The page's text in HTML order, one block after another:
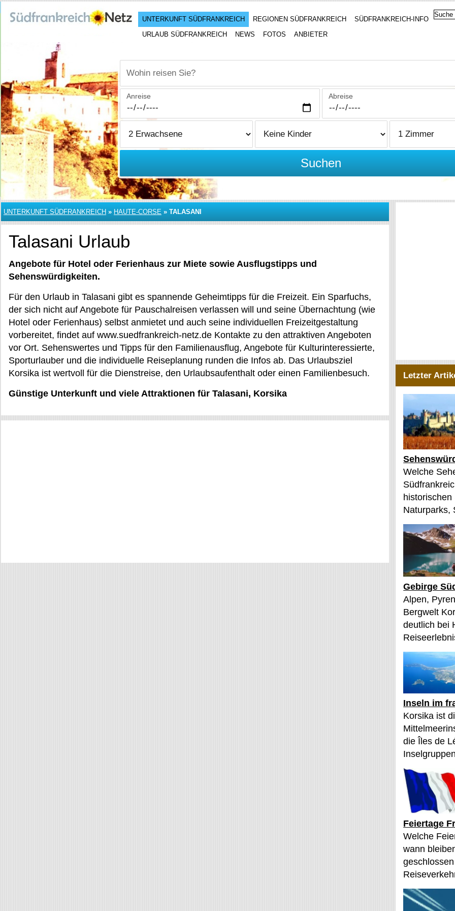
UNTERKUNFT SÜDFRANKREICH REGIONEN SÜDFRANKREICH
SÜDFRANKREICH-INFO
URLAUB SÜDFRANKREICH
NEWS FOTOS ANBIETER
Wohin reisen Sie?
Anreise Abreise
Suchen
UNTERKUNFT SÜDFRANKREICH » HAUTE-CORSE » TALASANI
Talasani Urlaub
Angebote für Hotel oder Ferienhaus zur Miete sowie Ausflugstipps und
Sehenswürdigkeiten.
Für den Urlaub in Talasani gibt es spannende Geheimtipps für die Freizeit. Ein Sparfuchs,
der sich nicht auf Angebote für Pauschalreisen verlassen will und seine Übernachtung (wie
Hotel oder Ferienhaus) selbst anmietet und auch seine individuellen Freizeitgestaltung
vorbereitet, findet auf www.suedfrankreich-netz.de Kontakte zu den attraktiven Angeboten
vor Ort. Sehenswertes und Tipps für den Familienausflug, Angebote für Kulturinteressierte,
Sporturlauber und die individuelle Reiseplanung runden die Infos ab. Das Urlaubsziel
Korsika ist wertvoll für die Dienstreise, den Urlaubsaufenthalt oder einen Familienbesuch.
Günstige Unterkunft und viele Attraktionen für Talasani, Korsika
Letzter
Welche
Naturparks,
Gebirge
Alpen,
Bergwelt
deutlich bei
Inseln im
Korsika ist
die Îles de
Feiertage
Welche
wann